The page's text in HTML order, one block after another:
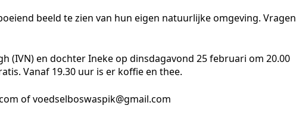
beeld te zien van hun eigen natuurlijke omgeving. Vragen
(IVN) en dochter Ineke op dinsdagavond 25 februari om 20.00
Vanaf 19.30 uur is er koffie en thee.
of voedselboswaspik@gmail.com